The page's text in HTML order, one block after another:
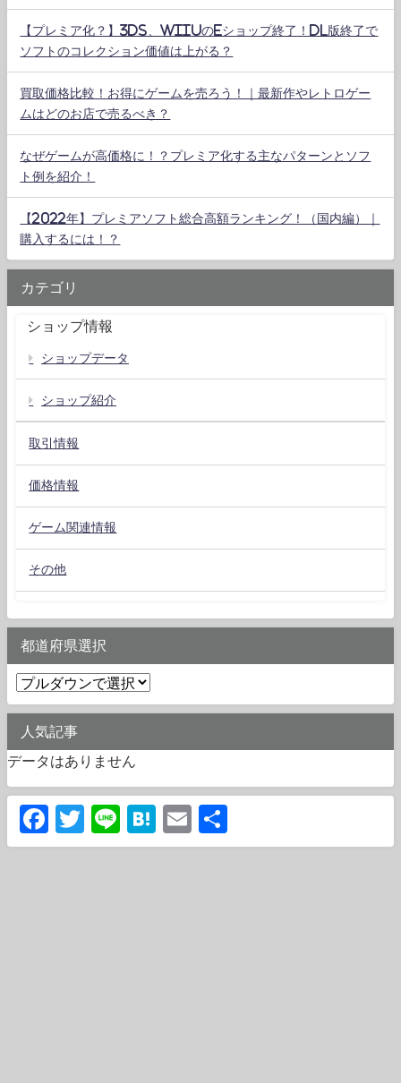
【プレミア化？】3DS、WiiUのeショップ終了！DL版終了で
ソフトのコレクション価値は上がる？
買取価格比較！お得にゲームを売ろう！｜最新作やレトロゲー
ムはどのお店で売るべき？
なぜゲームが高価格に！？プレミア化する主なパターンとソフ
ト例を紹介！
【2022年】プレミアソフト総合高額ランキング！（国内編）｜
購入するには！？
カテゴリ
ショップ情報
ショップデータ
ショップ紹介
取引情報
価格情報
ゲーム関連情報
その他
都道府県選択
人気記事
データはありません
Facebook
Twitter
LineHatena
Email
有